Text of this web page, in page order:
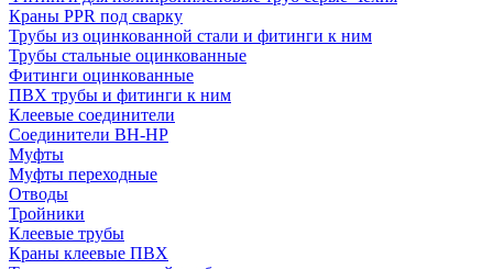
Краны PPR под сварку
Трубы из оцинкованной стали и фитинги к ним
Трубы стальные оцинкованные
Фитинги оцинкованные
ПВХ трубы и фитинги к ним
Клеевые соединители
Соединители ВН-НР
Муфты
Муфты переходные
Отводы
Тройники
Клеевые трубы
Краны клеевые ПВХ